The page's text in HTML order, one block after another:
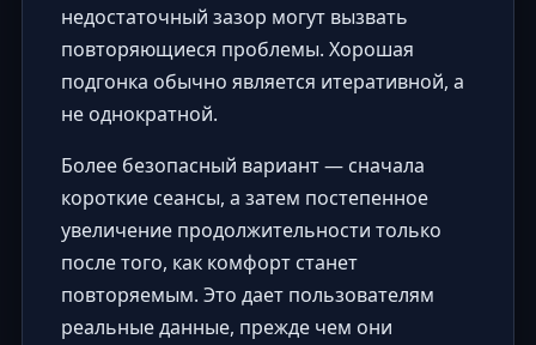
недостаточный зазор могут вызвать
повторяющиеся проблемы. Хорошая
подгонка обычно является итеративной, а
не однократной.
Более безопасный вариант — сначала
короткие сеансы, а затем постепенное
увеличение продолжительности только
после того, как комфорт станет
повторяемым. Это дает пользователям
реальные данные, прежде чем они